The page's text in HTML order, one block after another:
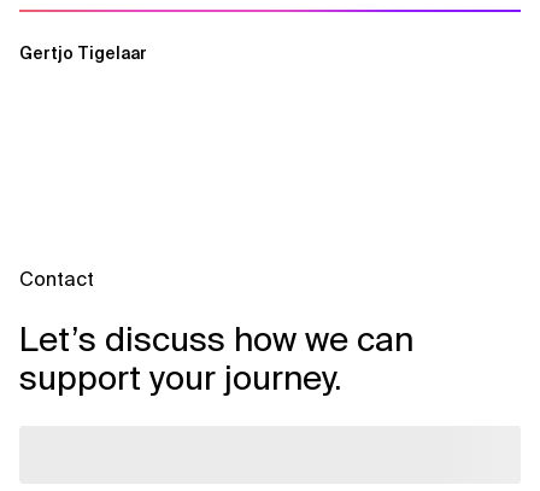
Gertjo Tigelaar
Contact
Let’s discuss how we can
support your journey.